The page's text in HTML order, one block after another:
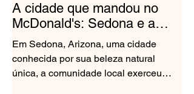
A cidade que mandou no
McDonald's: Sedona e a
harmonia visual
Em Sedona, Arizona, uma cidade
conhecida por sua beleza natural
única, a comunidade local exerceu